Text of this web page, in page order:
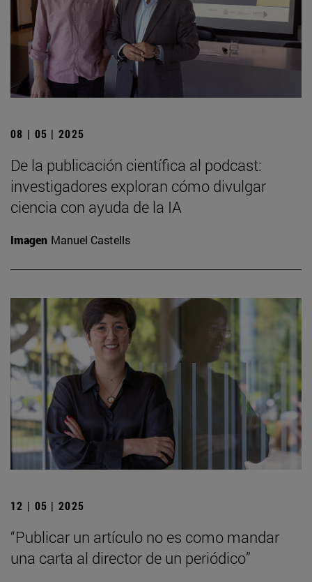
08 | 05 | 2025
De la publicación científica al podcast:
investigadores exploran cómo divulgar
ciencia con ayuda de la IA
Imagen Manuel Castells
12 | 05 | 2025
“Publicar un artículo no es como mandar
una carta al director de un periódico”